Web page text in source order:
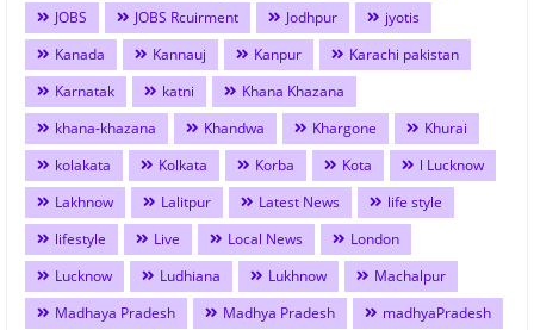
JOBS
JOBS Rcuirment Jodhpur
jyotis
Kanada
Kannauj Kanpur
Karachi pakistan
Karnatak
katni
Khana Khazana
khana-khazana
Khandwa Khargone
Khurai
kolakata
Kolkata Korba Kota
l Lucknow
Lakhnow
Lalitpur Latest News
life style
lifestyle
Live Local News
London
Lucknow
Ludhiana Lukhnow
Machalpur
Madhaya Pradesh
Madhya Pradesh
madhyaPradesh